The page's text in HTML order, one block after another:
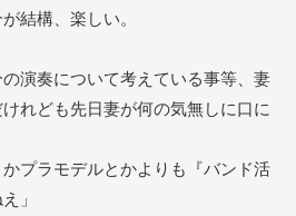
結構、楽しい。
演奏について考えている事等、妻
れども先日妻が何の気無しに口に
かプラモデルとかよりも『バンド活
」